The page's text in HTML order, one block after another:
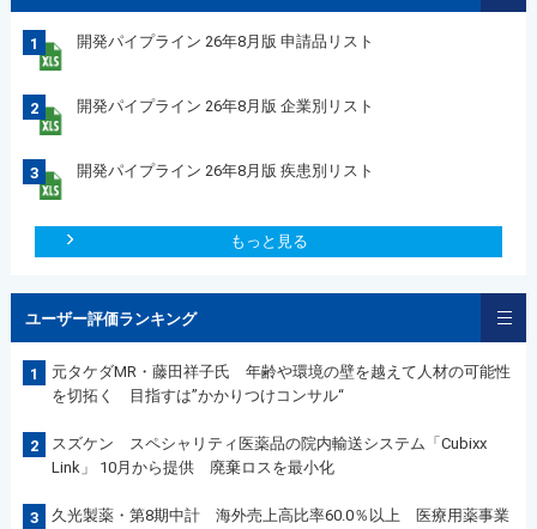
1 開発パイプライン 26年8月版 申請品リスト
2 開発パイプライン 26年8月版 企業別リスト
3 開発パイプライン 26年8月版 疾患別リスト
もっと見る
ユーザー評価ランキング
1
元タケダMR・藤田祥子氏 年齢や環境の壁を越えて人材の可能性
を切拓く 目指すは”かかりつけコンサル“
2
スズケン スペシャリティ医薬品の院内輸送システム「Cubixx
Link」 10月から提供 廃棄ロスを最小化
3
久光製薬・第8期中計 海外売上高比率60.0％以上 医療用薬事業